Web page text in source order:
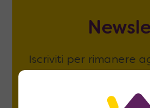
Iscriviti per rimanere